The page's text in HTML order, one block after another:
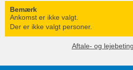
Bemærk
Ankomst er ikke valgt.
Der er ikke valgt personer.
Aftale- og